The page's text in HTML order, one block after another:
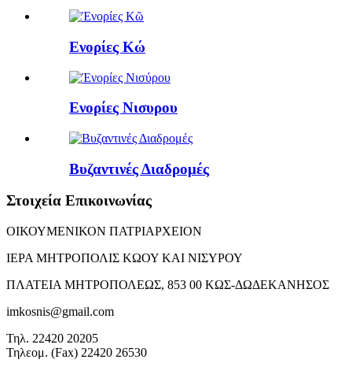
Ενορίες Κώ
Ενορίες Νισυρου
Βυζαντινές Διαδρομές
Στοιχεία Επικοινωνίας
ΟΙΚΟΥΜΕΝΙΚΟΝ ΠΑΤΡΙΑΡΧΕΙΟΝ
ΙΕΡΑ ΜΗΤΡΟΠΟΛΙΣ ΚΩΟΥ ΚΑΙ ΝΙΣΥΡΟΥ
ΠΛΑΤΕΙΑ ΜΗΤΡΟΠΟΛΕΩΣ, 853 00 ΚΩΣ-ΔΩΔΕΚΑΝΗΣΟΣ
imkosnis@gmail.com
Τηλ. 22420 20205
Τηλεομ. (Fax) 22420 26530